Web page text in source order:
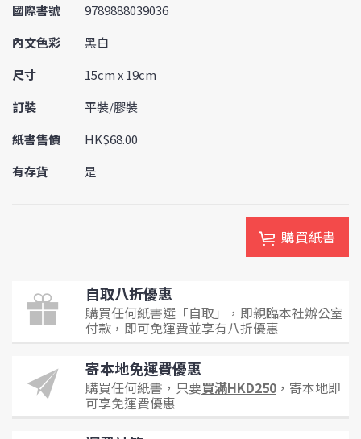
國際書號
9789888039036
內文色彩
黑白
尺寸
15cm x 19cm
訂裝
平裝/膠裝
紙書售價
HK$68.00
有存貨
是
購買紙書
自取八折優惠
購買任何紙書選「自取」，即親臨本社辦公室
付款，即可免運費並享有八折優惠
寄本地免運費優惠
購買任何紙書，只要買滿HKD250 ，寄本地即
可享免運費優惠